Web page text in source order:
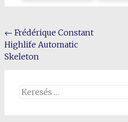
Post
navigation
← Frédérique Constant
Highlife Automatic
Skeleton
Search